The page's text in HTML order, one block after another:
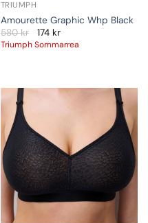
TRIUMPH
Amourette Graphic Whp Black
580kr 174 kr
Triumph Sommarrea